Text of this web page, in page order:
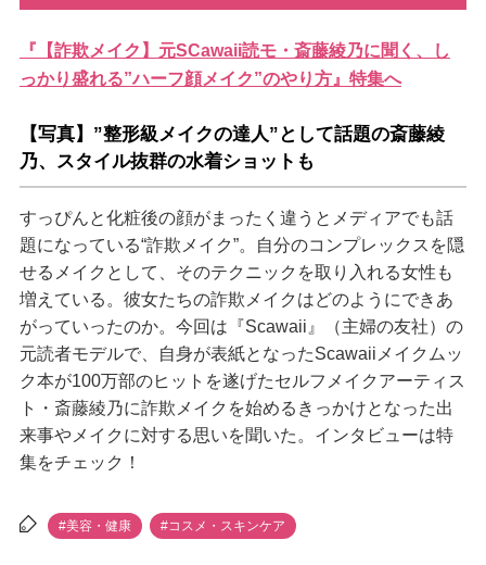
『【詐欺メイク】元SCawaii読モ・斎藤綾乃に聞く、し
っかり盛れる”ハーフ顔メイク”のやり方』特集へ
【写真】”整形級メイクの達人”として話題の斎藤綾
乃、スタイル抜群の水着ショットも
すっぴんと化粧後の顔がまったく違うとメディアでも話
題になっている“詐欺メイク”。自分のコンプレックスを隠
せるメイクとして、そのテクニックを取り入れる女性も
増えている。彼女たちの詐欺メイクはどのようにできあ
がっていったのか。今回は『Scawaii』（主婦の友社）の
元読者モデルで、自身が表紙となったScawaiiメイクムッ
ク本が100万部のヒットを遂げたセルフメイクアーティス
ト・斎藤綾乃に詐欺メイクを始めるきっかけとなった出
来事やメイクに対する思いを聞いた。インタビューは特
集をチェック！
#美容・健康 #コスメ・スキンケア